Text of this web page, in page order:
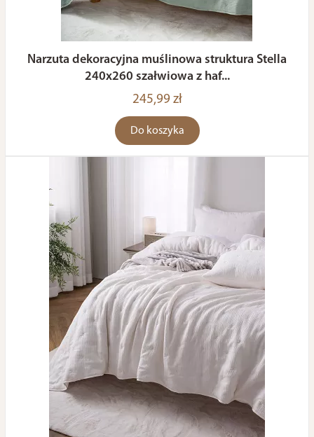
Narzuta dekoracyjna muślinowa struktura Stella
240x260 szałwiowa z haf...
245,99 zł
Do koszyka